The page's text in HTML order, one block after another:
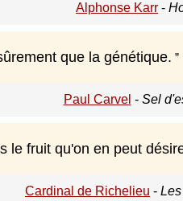
Alphonse Karr -
que la génétique.
Paul Carvel - Sel
le fruit qu'on en peut
Cardinal de Richelieu -